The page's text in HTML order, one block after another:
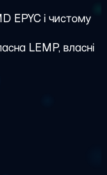
EPYC і чистому
LEMP, власні